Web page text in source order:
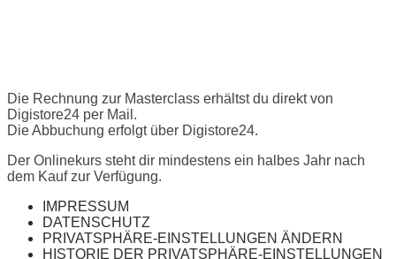
Die Rechnung zur Masterclass erhältst du direkt von
Digistore24 per Mail.
Die Abbuchung erfolgt über Digistore24.
Der Onlinekurs steht dir mindestens ein halbes Jahr nach
dem Kauf zur Verfügung.
IMPRESSUM
DATENSCHUTZ
PRIVATSPHÄRE-EINSTELLUNGEN ÄNDERN
HISTORIE DER PRIVATSPHÄRE-EINSTELLUNGEN